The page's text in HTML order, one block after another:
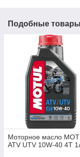
Подобные
Моторное масло
ATV UTV 10W-40 4T